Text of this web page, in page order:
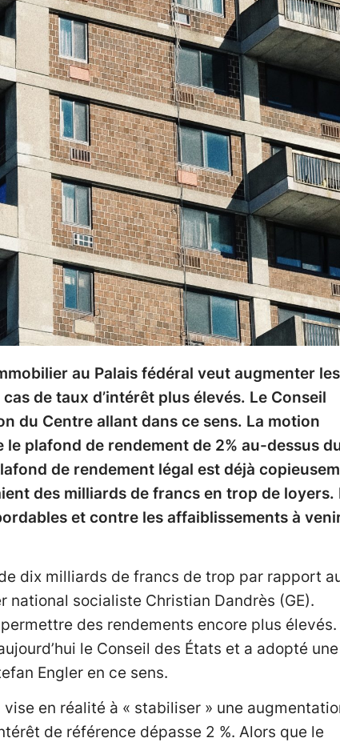
au Palais fédéral veut augmenter les
de taux d’intérêt plus élevés. Le Conseil
du Centre allant dans ce sens. La motion
plafond de rendement de 2% au-dessus
de rendement légal est déjà
des milliards de francs en trop de loyers.
et contre les affaiblissements à
dix milliards de francs de trop par rapport
socialiste Christian Dandrès (GE).
des rendements encore plus élevés.
le Conseil des États et a adopté une
Engler en ce sens.
en réalité à « stabiliser » une
de référence dépasse 2 %. Alors que le